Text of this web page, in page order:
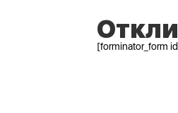
[forminator_form